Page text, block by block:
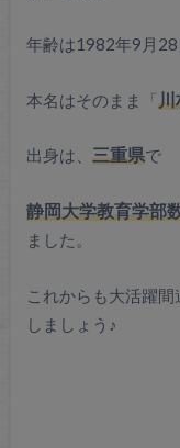
年齢は1982年9月
本名はそのまま「川
出身は、 三重県で
静岡大学教育学部
ました。
これからも大活躍
しましょう♪